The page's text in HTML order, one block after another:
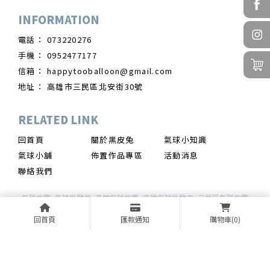
回首頁 匯款通知 購物車(0)
073220276
0952477177
happytooballoon@gmail.com
高雄市三民區北安街30號
回首頁 關於黑皮兔
氣球小知識
氣球小舖
佈置作品專區
活動消息
聯絡我們
氣球佈置 氣球批發商 高雄氣球佈置 高雄氣球批發商 三民區氣球佈置
Designed by Copyright © 2026